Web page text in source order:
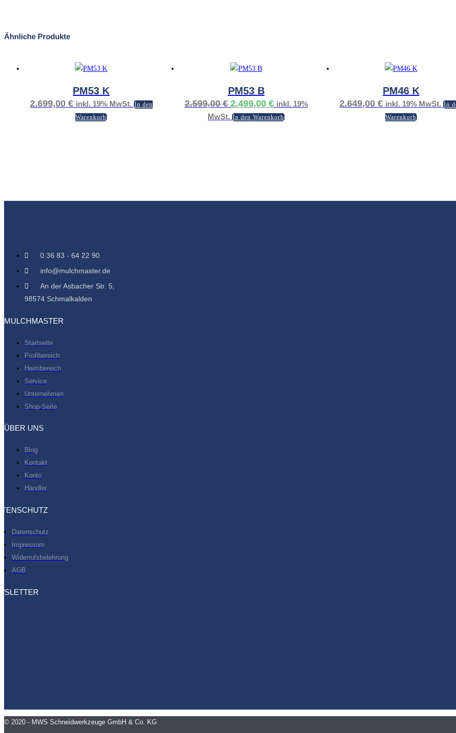
Ähnliche Produkte
PM53 K
2.699,00 € inkl. 19% MwSt. In den
Warenkorb
PM53 B
2.599,00€ Ursprünglicher
Preis
war:
2.499,00 €Aktueller
Preis
ist:
inkl. 19%
MwSt. In den Warenkorb
PM46 K
2.649,00€ inkl. 19% MwSt. In
Warenkorb
0 36 83 - 64 22 90
info@mulchmaster.de
An der Asbacher Str. 5,
98574 Schmalkalden
MULCHMASTER
Startseite
Profibereich
Heimbereich
Service
Unternehmen
Shop-Seite
ÜBER UNS
Blog
Kontakt
Konto
Händler
Datenschutz
Impressum
Widerrufsbelehrung
AGB
© 2020 - MWS Schneidwerkzeuge GmbH & Co. KG